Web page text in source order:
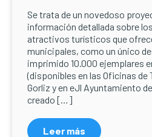
Se trata de un novedoso
información detallada sobre
atractivos turísticos que
municipales, como un único
imprimido 10.000 ejemplares
(disponibles en las Oficinas de
Gorliz y en eJl Ayuntamiento
creado […]
Leer más